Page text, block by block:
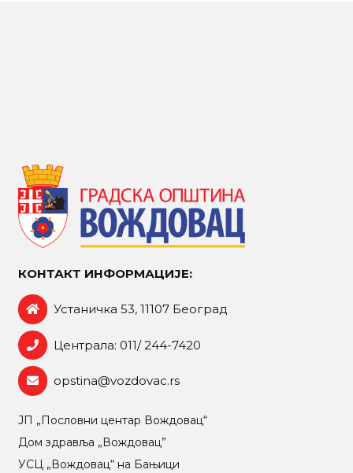
КОНТАКТ ИНФОРМАЦИЈЕ:
Устаничка 53, 11107 Београд
Централа: 011/ 244-7420
opstina@vozdovac.rs
ЈП „Пословни центар Вождовац“
Дом здравља „Вождовац”
УСЦ „Вождовац“ на Бањици